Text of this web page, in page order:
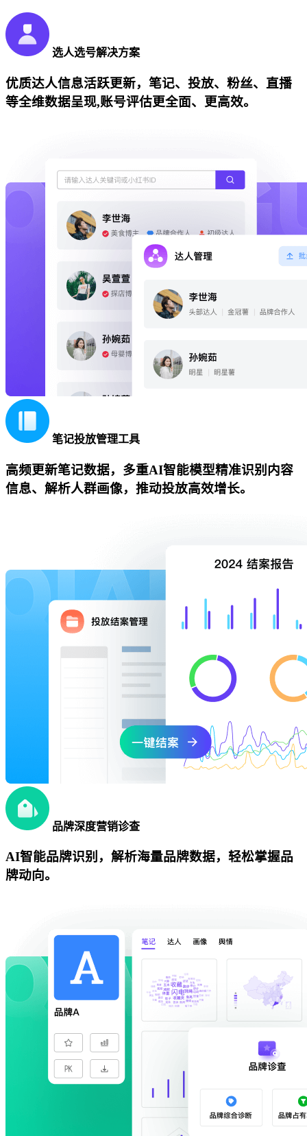
选人选号解决方案
优质达人信息活跃更新，笔记、投放、粉丝、直播
等全维数据呈现,账号评估更全面、更高效。
笔记投放管理工具
高频更新笔记数据，多重AI智能模型精准识别内容
信息、解析人群画像，推动投放高效增长。
品牌深度营销诊查
AI智能品牌识别，解析海量品牌数据，轻松掌握品
牌动向。